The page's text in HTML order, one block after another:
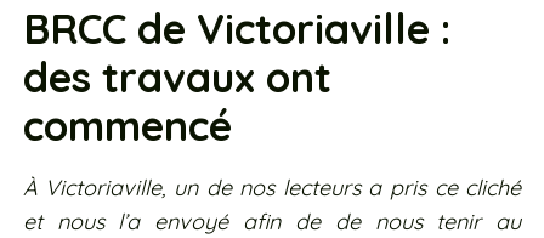
BRCC de Victoriaville :
des travaux ont
commencé
À Victoriaville, un de nos lecteurs a pris ce cliché
et nous l’a envoyé afin de de nous tenir au